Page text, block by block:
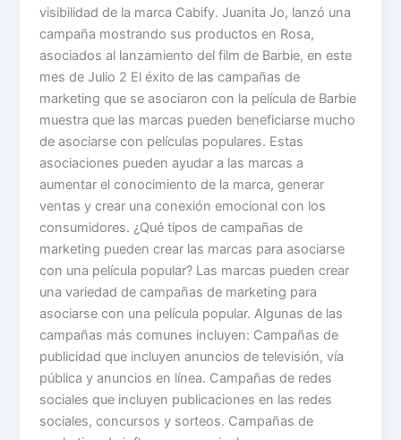
visibilidad de la marca Cabify. Juanita Jo, lanzó una
campaña mostrando sus productos en Rosa,
asociados al lanzamiento del film de Barbie, en este
mes de Julio 2 El éxito de las campañas de
marketing que se asociaron con la película de Barbie
muestra que las marcas pueden beneficiarse mucho
de asociarse con películas populares. Estas
asociaciones pueden ayudar a las marcas a
aumentar el conocimiento de la marca, generar
ventas y crear una conexión emocional con los
consumidores. ¿Qué tipos de campañas de
marketing pueden crear las marcas para asociarse
con una película popular? Las marcas pueden crear
una variedad de campañas de marketing para
asociarse con una película popular. Algunas de las
campañas más comunes incluyen: Campañas de
publicidad que incluyen anuncios de televisión, vía
pública y anuncios en línea. Campañas de redes
sociales que incluyen publicaciones en las redes
sociales, concursos y sorteos. Campañas de